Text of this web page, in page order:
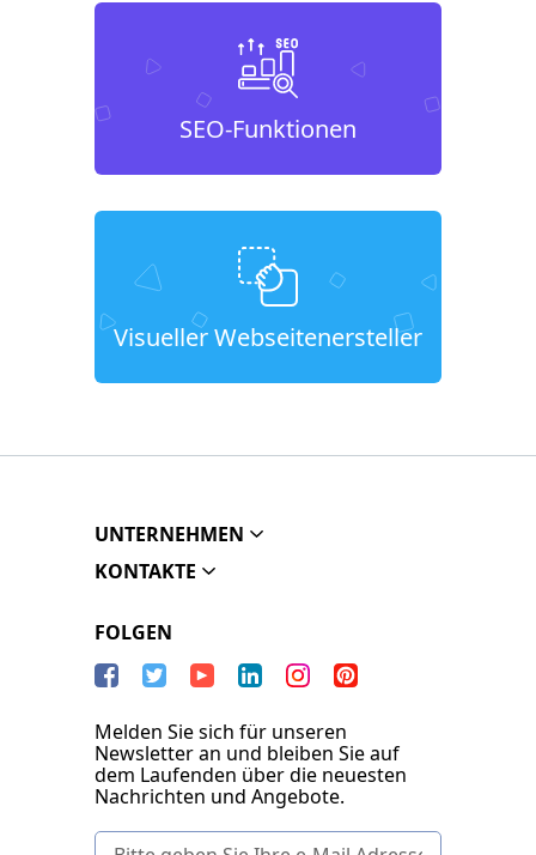
SEO-Funktionen
Visueller Webseitenersteller
UNTERNEHMEN
KONTAKTE
FOLGEN
Melden Sie sich für unseren
Newsletter an und bleiben Sie auf
dem Laufenden über die neuesten
Nachrichten und Angebote.